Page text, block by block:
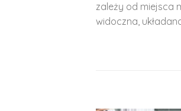
zależy od miejsca
widoczna,